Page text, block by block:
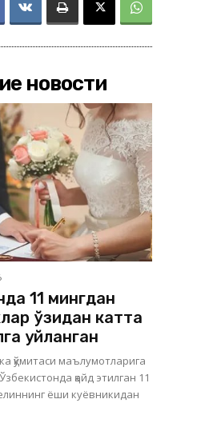
новости
11 мингдан
ўзидан катта
уйланган
қўмитаси маълумотларига
қайд этилган 11
ёши куёвникидан